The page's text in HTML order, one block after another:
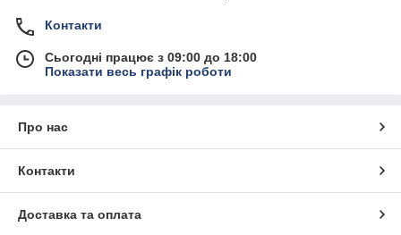
Контакти
Сьогодні працює з 09:00 до 18:00
Показати весь графік роботи
Про нас
Контакти
Доставка та оплата